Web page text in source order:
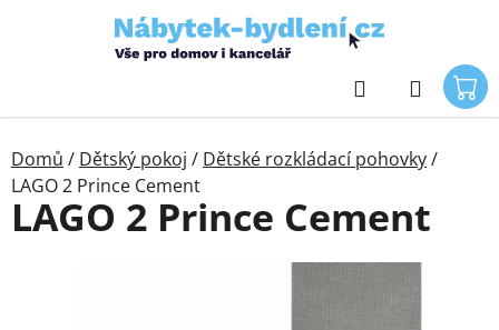
Hledat
Domů / Dětský pokoj / Dětské rozkládací pohovky/
LAGO 2 Prince Cement
LAGO 2 Prince Cement